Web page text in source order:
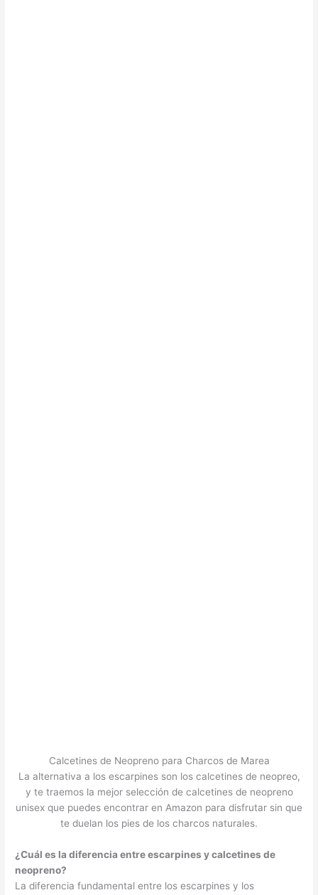
Calcetines de Neopreno para Charcos de Marea
La alternativa a los escarpines son los calcetines de neopreo,
y te traemos la mejor selección de calcetines de neopreno
unisex que puedes encontrar en Amazon para disfrutar sin que
te duelan los pies de los charcos naturales.
¿Cuál es la diferencia entre escarpines y calcetines de
neopreno?
La diferencia fundamental entre los escarpines y los